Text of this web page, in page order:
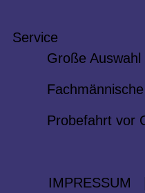
Service
Große
Probefahrt vor
IMPRESSUM